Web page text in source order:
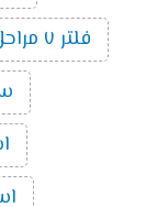
فلتر ٧ مراحل تايواني